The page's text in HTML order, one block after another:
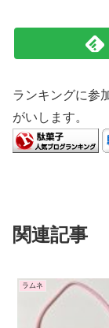
ランキングに参
がいします。
関連記事
ラムネ